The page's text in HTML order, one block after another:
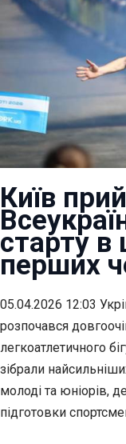
Київ
старту в
перших
05.04.2026 12:03
розпочався
легкоатлетичного
зібрали
молоді та юніорів,
підготовки